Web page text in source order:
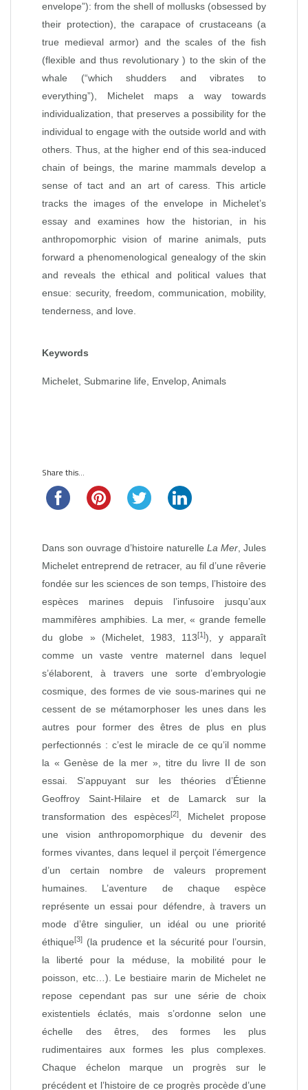
envelope”): from the shell of mollusks (obsessed by
their protection), the carapace of crustaceans (a
true medieval armor) and the scales of the fish
(flexible and thus revolutionary ) to the skin of the
whale (“which shudders and vibrates to
everything”), Michelet maps a way towards
individualization, that preserves a possibility for the
individual to engage with the outside world and with
others. Thus, at the higher end of this sea‑induced
chain of beings, the marine mammals develop a
sense of tact and an art of caress. This article
tracks the images of the envelope in Michelet’s
essay and examines how the historian, in his
anthropomorphic vision of marine animals, puts
forward a phenomenological genealogy of the skin
and reveals the ethical and political values that
ensue: security, freedom, communication, mobility,
tenderness, and love.
Keywords
Michelet, Submarine life, Envelop, Animals
Share this...
Dans son ouvrage d’histoire naturelle La Mer , Jules
Michelet entreprend de retracer, au fil d’une rêverie
fondée sur les sciences de son temps, l’histoire des
espèces marines depuis l’infusoire jusqu’aux
mammifères amphibies. La mer, « grande femelle
du globe » (Michelet, 1983, 113[1]), y apparaît
comme un vaste ventre maternel dans lequel
s’élaborent, à travers une sorte d’embryologie
cosmique, des formes de vie sous‑marines qui ne
cessent de se métamorphoser les unes dans les
autres pour former des êtres de plus en plus
perfectionnés : c’est le miracle de ce qu’il nomme
la « Genèse de la mer », titre du livre II de son
essai. S’appuyant sur les théories d’Étienne
Geoffroy Saint‑Hilaire et de Lamarck sur la
transformation des espèces[2], Michelet propose
une vision anthropomorphique du devenir des
formes vivantes, dans lequel il perçoit l’émergence
d’un certain nombre de valeurs proprement
humaines. L’aventure de chaque espèce
représente un essai pour défendre, à travers un
mode d’être singulier, un idéal ou une priorité
éthique[3] (la prudence et la sécurité pour l’oursin,
la liberté pour la méduse, la mobilité pour le
poisson, etc…). Le bestiaire marin de Michelet ne
repose cependant pas sur une série de choix
existentiels éclatés, mais s’ordonne selon une
échelle des êtres, des formes les plus
rudimentaires aux formes les plus complexes.
Chaque échelon marque un progrès sur le
précédent et l’histoire de ce progrès procède d’une